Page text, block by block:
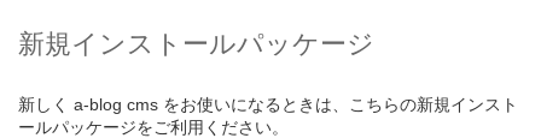
新規インストールパッケージ
新しく a-blog cms をお使いになるときは、こちらの新規インスト
ールパッケージをご利用ください。